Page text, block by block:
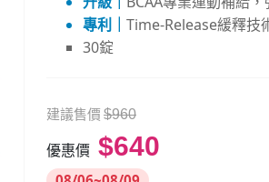
專利｜ Time-Release緩釋技
30錠
建議售價 $960
優惠價 $640